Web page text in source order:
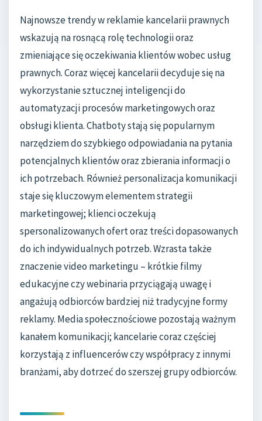
Najnowsze trendy w reklamie kancelarii prawnych
wskazują na rosnącą rolę technologii oraz
zmieniające się oczekiwania klientów wobec usług
prawnych. Coraz więcej kancelarii decyduje się na
wykorzystanie sztucznej inteligencji do
automatyzacji procesów marketingowych oraz
obsługi klienta. Chatboty stają się popularnym
narzędziem do szybkiego odpowiadania na pytania
potencjalnych klientów oraz zbierania informacji o
ich potrzebach. Również personalizacja komunikacji
staje się kluczowym elementem strategii
marketingowej; klienci oczekują
spersonalizowanych ofert oraz treści dopasowanych
do ich indywidualnych potrzeb. Wzrasta także
znaczenie video marketingu – krótkie filmy
edukacyjne czy webinaria przyciągają uwagę i
angażują odbiorców bardziej niż tradycyjne formy
reklamy. Media społecznościowe pozostają ważnym
kanałem komunikacji; kancelarie coraz częściej
korzystają z influencerów czy współpracy z innymi
branżami, aby dotrzeć do szerszej grupy odbiorców.